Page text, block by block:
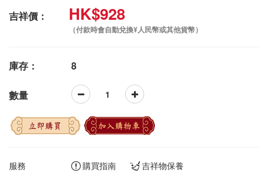
吉祥價： HK$928
（付款時會自動兌換¥人民幣或其他貨幣）
庫存： 8
數量
立即購買 加入購物車
服務 購買指南 吉祥物保養